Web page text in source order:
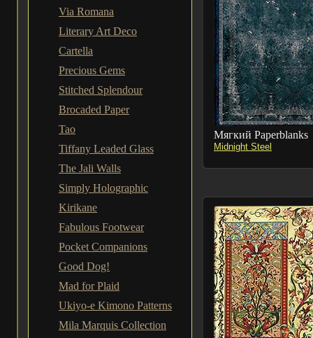
Via Romana
Literary Art Deco
Cartella
Precious Gems
Stitched Splendour
Brocaded Paper
Tao
Tiffany Leaded Glass
The Jali Walls
Simply Holographic
Kirikane
Fabulous Footwear
Pocket Companions
Good Dog!
Mad for Plaid
Ukiyo-e Kimono Patterns
Mila Marquis Collection
Мягкий Paperblanks
Midnight Steel